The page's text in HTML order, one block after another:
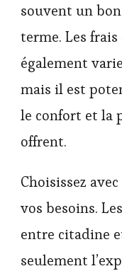
souvent un
terme. Les
également
mais il est
le confort et la
offrent.
Choisissez
vos besoins.
entre citadine
seulement